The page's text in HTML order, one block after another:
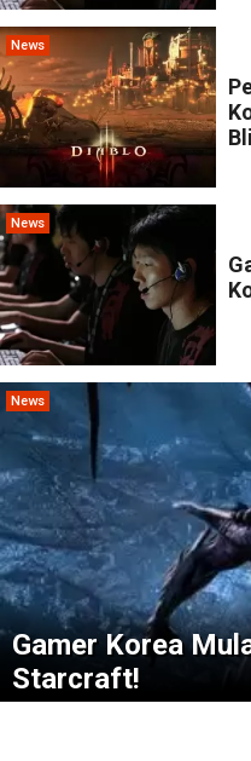
News
News
News
Gamer Korea
Starcraft!